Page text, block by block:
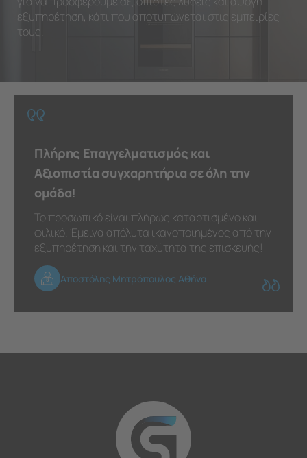
εξυπηρέτηση, κάτι που αποτυπώνεται στις εμπειρίες
τους.
Πλήρης Επαγγελματισμός και
Αξιοπιστία συγχαρητήρια σε όλη την
ομάδα!
Το προσωπικό είναι πλήρως καταρτισμένο και
φιλικό. Έμεινα απόλυτα ικανοποιημένος από την
εξυπηρέτηση και την ταχύτητα της επισκευής!
Αποστόλης Μητρόπουλος Αθήνα